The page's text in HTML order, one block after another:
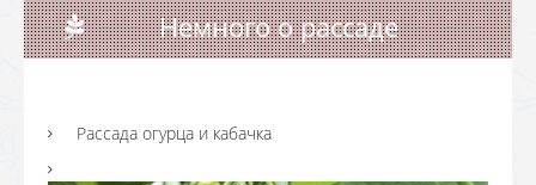
Немного о рассаде
Рассада огурца и кабачка